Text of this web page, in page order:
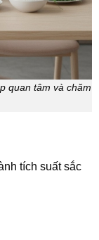
quan tâm và chăm
tích suất sắc